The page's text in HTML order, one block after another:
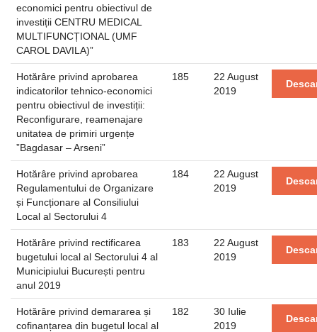
economici pentru obiectivul de
investiții CENTRU MEDICAL
MULTIFUNCȚIONAL (UMF
CAROL DAVILA)”
Hotărâre privind aprobarea
indicatorilor tehnico-economici
pentru obiectivul de investiții:
Reconfigurare, reamenajare
unitatea de primiri urgențe
”Bagdasar – Arseni”
185
22 August
2019
Hotărâre privind aprobarea
Regulamentului de Organizare
și Funcționare al Consiliului
Local al Sectorului 4
184
22 August
2019
Hotărâre privind rectificarea
bugetului local al Sectorului 4 al
Municipiului București pentru
anul 2019
183
22 August
2019
Hotărâre privind demararea și
cofinanțarea din bugetul local al
182
30 Iulie
2019